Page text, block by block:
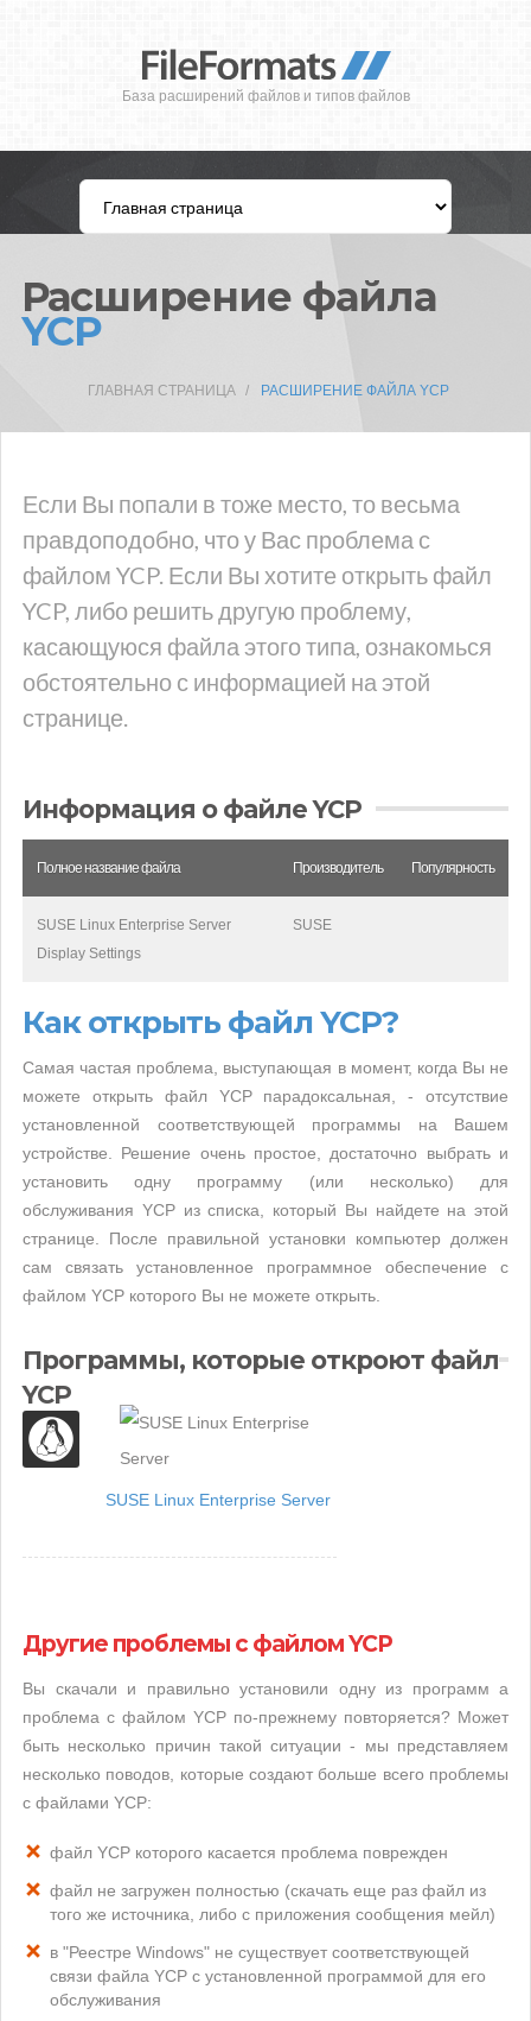
База расширений файлов и типов файлов
Расширение файла
YCP
ГЛАВНАЯ СТРАНИЦА РАСШИРЕНИЕ ФАЙЛА YCP
Если Вы попали в тоже место, то весьма
правдоподобно, что у Вас проблема с
файлом YCP. Если Вы хотите открыть файл
YCP, либо решить другую проблему,
касающуюся файла этого типа, ознакомься
обстоятельно с информацией на этой
странице.
Информация о файле YCP
Полное название файла Производитель Популярность
SUSE Linux Enterprise Server
Display Settings
SUSE
Как открыть файл YCP?
Самая частая проблема, выступающая в момент, когда Вы не
можете открыть файл YCP парадоксальная, - отсутствие
установленной соответствующей программы на Вашем
устройстве. Решение очень простое, достаточно выбрать и
установить одну программу (или несколько) для
обслуживания YCP из списка, который Вы найдете на этой
странице. После правильной установки компьютер должен
сам связать установленное программное обеспечение с
файлом YCP которого Вы не можете открыть.
Программы, которые откроют файл
YCP
SUSE Linux Enterprise Server
Другие проблемы с файлом YCP
Вы скачали и правильно установили одну из программ а
проблема с файлом YCP по-прежнему повторяется? Может
быть несколько причин такой ситуации - мы представляем
несколько поводов, которые создают больше всего проблемы
с файлами YCP:
файл YCP которого касается проблема поврежден
файл не загружен полностью (скачать еще раз файл из
того же источника, либо с приложения сообщения мейл)
в "Реестре Windows" не существует соответствующей
связи файла YCP с установленной программой для его
обслуживания